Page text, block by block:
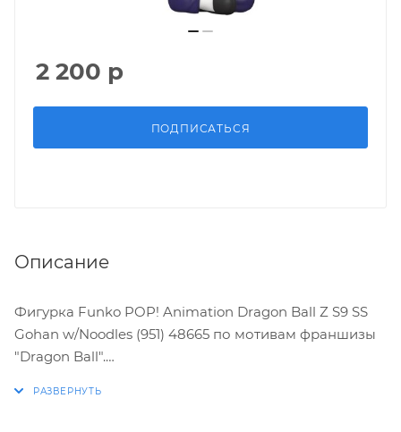
2 200 р
ПОДПИСАТЬСЯ
Описание
Фигурка Funko POP! Animation Dragon Ball Z S9 SS
Gohan w/Noodles (951) 48665 по мотивам франшизы
"Dragon Ball".